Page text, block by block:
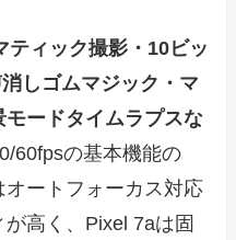
ティック撮影・10ビッ
しゴムマジック・マ
ードタイムラプスな
60fpsの基本機能の
ートフォーカス対応
高く、Pixel 7aは固